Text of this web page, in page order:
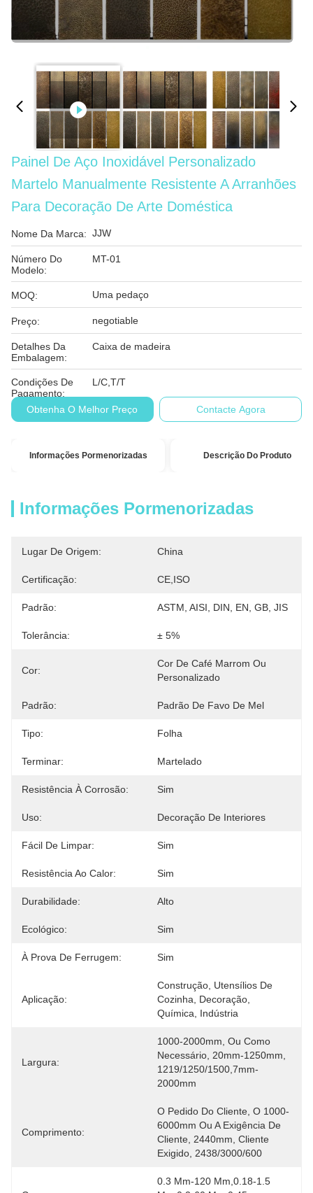
Painel De Aço Inoxidável Personalizado
Martelo Manualmente Resistente A Arranhões
Para Decoração De Arte Doméstica
Nome Da Marca: JJW
Número Do
Modelo:
MT-01
MOQ: Uma pedaço
Preço: negotiable
Detalhes Da
Embalagem:
Caixa de madeira
Condições De
Pagamento:
L/C,T/T
Obtenha O Melhor Preço Contacte Agora
Informações Pormenorizadas Descrição Do Produto
Informações Pormenorizadas
Lugar De Origem: China
Certificação: CE,ISO
Padrão: ASTM, AISI, DIN, EN, GB, JIS
Tolerância: ± 5%
Cor:
Cor De Café Marrom Ou
Personalizado
Padrão: Padrão De Favo De Mel
Tipo: Folha
Terminar: Martelado
Resistência À Corrosão: Sim
Uso: Decoração De Interiores
Fácil De Limpar: Sim
Resistência Ao Calor: Sim
Durabilidade: Alto
Ecológico: Sim
À Prova De Ferrugem: Sim
Aplicação:
Construção, Utensílios De
Cozinha, Decoração,
Química, Indústria
Largura:
1000-2000mm, Ou Como
Necessário, 20mm-1250mm,
1219/1250/1500,7mm-
2000mm
Comprimento:
O Pedido Do Cliente, O 1000-
6000mm Ou A Exigência De
Cliente, 2440mm, Cliente
Exigido, 2438/3000/600
0.3 Mm-120 Mm,0.18-1.5